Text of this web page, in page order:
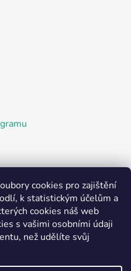
cookies pro zajištění
k statistickým účelům a
cookies náš web
s vašimi osobními údaji
než udělíte svůj
Barefoot Plzeň